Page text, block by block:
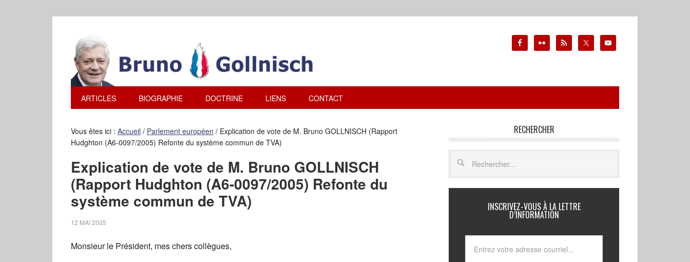
ARTICLES BIOGRAPHIE DOCTRINE LIENS CONTACT
Vous êtes ici : Accueil / Parlement européen / Explication de vote de M. Bruno GOLLNISCH (Rapport
Hudghton (A6-0097/2005) Refonte du système commun de TVA)
Explication de vote de M. Bruno GOLLNISCH
(Rapport Hudghton (A6-0097/2005) Refonte du
système commun de TVA)
12 MAI 2005
Monsieur le Président, mes chers collègues,
RECHERCHER
INSCRIVEZ-VOUS À LA LETTRE
D’INFORMATION